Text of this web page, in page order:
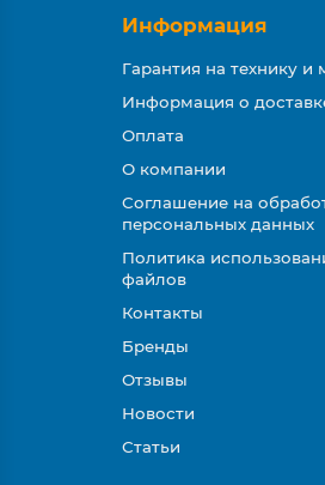
Информация
Гарантия на технику и
Информация о
Оплата
О компании
Соглашение на
персональных данных
Политика
файлов
Контакты
Бренды
Отзывы
Новости
Статьи